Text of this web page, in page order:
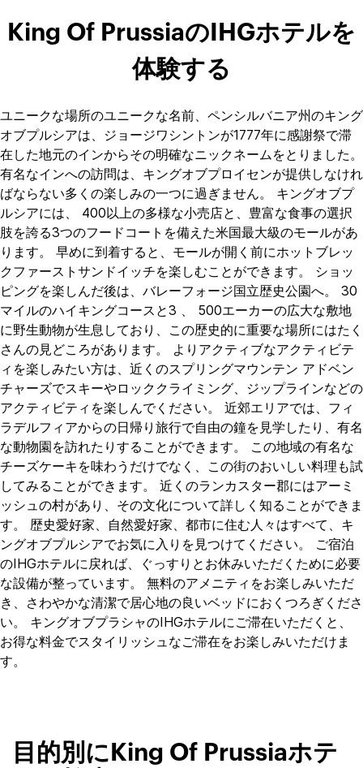
King Of PrussiaのIHGホテルを
体験する
ユニークな場所のユニークな名前、ペンシルバニア州のキング
オブプルシアは、ジョージワシントンが1777年に感謝祭で滞
在した地元のインからその明確なニックネームをとりました。
有名なインへの訪問は、キングオブプロイセンが提供しなけれ
ばならない多くの楽しみの一つに過ぎません。 キングオブプ
ルシアには、 400以上の多様な小売店と、豊富な食事の選択
肢を誇る3つのフードコートを備えた米国最大級のモールがあ
ります。 早めに到着すると、モールが開く前にホットブレッ
クファーストサンドイッチを楽しむことができます。 ショッ
ピングを楽しんだ後は、バレーフォージ国立歴史公園へ。 30
マイルのハイキングコースと3 、 500エーカーの広大な敷地
に野生動物が生息しており、この歴史的に重要な場所にはたく
さんの見どころがあります。 よりアクティブなアクティビテ
ィを楽しみたい方は、近くのスプリングマウンテン アドベン
チャーズでスキーやロッククライミング、ジップラインなどの
アクティビティを楽しんでください。 近郊エリアでは、フィ
ラデルフィアからの日帰り旅行で自由の鐘を見学したり、有名
な動物園を訪れたりすることができます。 この地域の有名な
チーズケーキを味わうだけでなく、この街のおいしい料理も試
してみることができます。 近くのランカスター郡にはアーミ
ッシュの村があり、その文化について詳しく知ることができま
す。 歴史愛好家、自然愛好家、都市に住む人々はすべて、キ
ングオブプルシアでお気に入りを見つけてください。 ご宿泊
のIHGホテルに戻れば、ぐっすりとお休みいただくために必要
な設備が整っています。 無料のアメニティをお楽しみいただ
き、さわやかな清潔で居心地の良いベッドにおくつろぎくださ
い。 キングオブプラシャのIHGホテルにご滞在いただくと、
お得な料金でスタイリッシュなご滞在をお楽しみいただけま
す。
目的別にKing Of Prussiaホテ